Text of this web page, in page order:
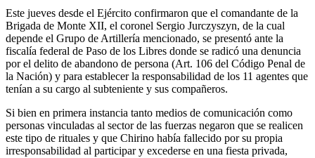
fiscalía federal de Paso de los Libres donde se radicó una denuncia
por el delito de abandono de persona (Art. 106 del Código Penal de
la Nación) y para establecer la responsabilidad de los 11 agentes que
tenían a su cargo al subteniente y sus compañeros.
Si bien en primera instancia tanto medios de comunicación como
personas vinculadas al sector de las fuerzas negaron que se realicen
irresponsabilidad al participar y excederse en una fiesta privada,
recientemente el doctor Mauro Casco, fiscal de la causa caratulada
como «averiguación de causales de muerte», brindó información
que dejaría al Ejército como, al menos, uno de los actores